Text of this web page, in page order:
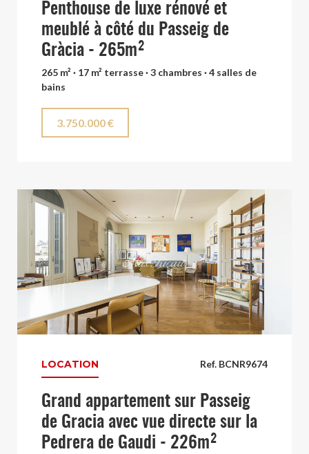
Penthouse de luxe rénové et
meublé à côté du Passeig de
Gràcia - 265m²
265 m² · 17 m² terrasse · 3 chambres · 4 salles de
bains
3.750.000 €
Ref. BCNR9674
LOCATION
Grand appartement sur Passeig
de Gracia avec vue directe sur la
Pedrera de Gaudi - 226m²